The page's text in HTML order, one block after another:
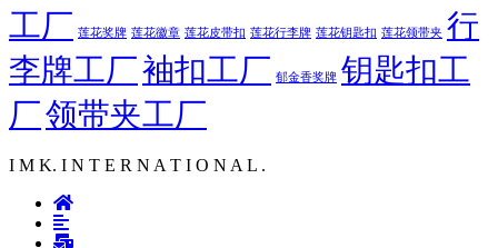
工厂 莲花奖牌 莲花徽章 莲花皮带扣 莲花行李牌 莲花钥匙扣 莲花领带夹 行
李牌工厂袖扣工厂 郁金香奖牌 钥匙扣工
厂领带夹工厂
I M K. I N T E R N A T I O N A L .